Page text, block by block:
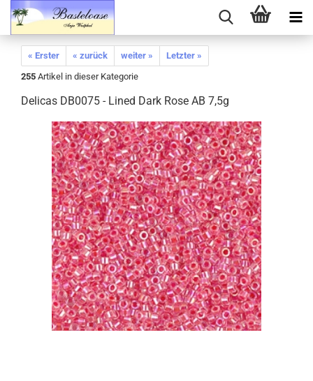
« Erster « zurück weiter »
Letzter »
255 Artikel in dieser Kategorie
Delicas DB0075 - Lined Dark Rose AB 7,5g